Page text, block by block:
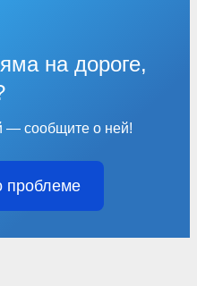
на дороге,
— сообщите о ней!
проблеме